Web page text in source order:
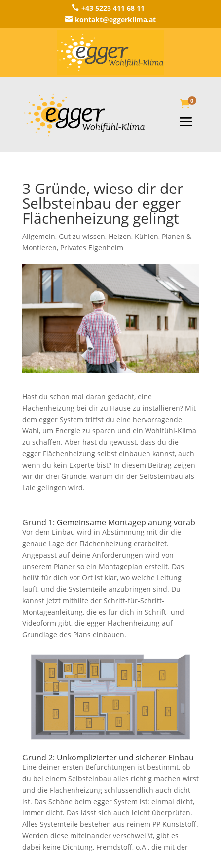
 +43 5223 411 68 11
 kontakt@eggerklima.at
0
3 Gründe, wieso dir der
Selbsteinbau der egger
Flächenheizung gelingt
Allgemein, Gut zu wissen, Heizen, Kühlen, Planen &
Montieren, Privates Eigenheim
Hast du schon mal daran gedacht, eine
Flächenheizung bei dir zu Hause zu installieren? Mit
dem egger System triffst du eine hervorragende
Wahl, um Energie zu sparen und ein Wohlfühl-Klima
zu schaffen. Aber hast du gewusst, dass du die
egger Flächenheizung selbst einbauen kannst, auch
wenn du kein Experte bist? In diesem Beitrag zeigen
wir dir drei Gründe, warum dir der Selbsteinbau als
Laie gelingen wird.
Grund 1: Gemeinsame Montageplanung vorab
Vor dem Einbau wird in Abstimmung mit dir die
genaue Lage der Flächenheizung erarbeitet.
Angepasst auf deine Anforderungen wird von
unserem Planer so ein Montageplan erstellt. Das
heißt für dich vor Ort ist klar, wo welche Leitung
läuft, und die Systemteile anzubringen sind. Du
kannst jetzt mithilfe der Schritt-für-Schritt-
Montageanleitung, die es für dich in Schrift- und
Videoform gibt, die egger Flächenheizung auf
Grundlage des Plans einbauen.
Grund 2: Unkomplizierter und sicherer Einbau
Eine deiner ersten Befürchtungen ist bestimmt, ob
du bei einem Selbsteinbau alles richtig machen wirst
und die Flächenheizung schlussendlich auch dicht
ist. Das Schöne beim egger System ist: einmal dicht,
immer dicht. Das lässt sich auch leicht überprüfen.
Alles Systemteile bestehen aus reinem PP Kunststoff.
Werden diese miteinander verschweißt, gibt es
dabei keine Dichtung, Fremdstoff, o.Ä., die mit der